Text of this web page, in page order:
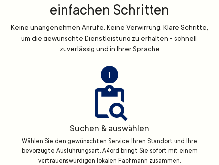
einfachen Schritten
Keine unangenehmen Anrufe. Keine Verwirrung. Klare Schritte,
um die gewünschte Dienstleistung zu erhalten - schnell,
zuverlässig und in Ihrer Sprache
1
Suchen & auswählen
Wählen Sie den gewünschten Service, Ihren Standort und Ihre
bevorzugte Ausführungsart. A4ord bringt Sie sofort mit einem
vertrauenswürdigen lokalen Fachmann zusammen.